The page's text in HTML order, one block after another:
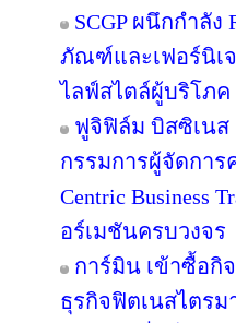
SCGP ผนึกกำลั
ภัณฑ์และเฟอร์นิเ
ไลฟ์สไตล์ผู้บริโภค
ฟูจิฟิล์ม บิสซิเนส
กรรมการผู้จัดการ
Centric
อร์เมชันครบวงจร
การ์มิน เข้าซื้อกิจ
ธุรกิจฟิตเนสไตรม